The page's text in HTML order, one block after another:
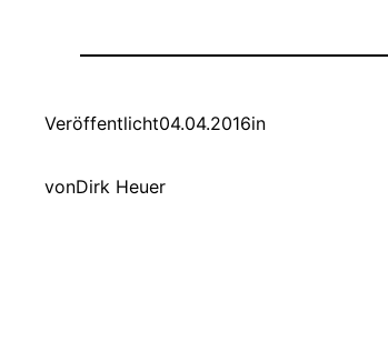
Veröffentlicht04.04.2016in
vonDirk Heuer